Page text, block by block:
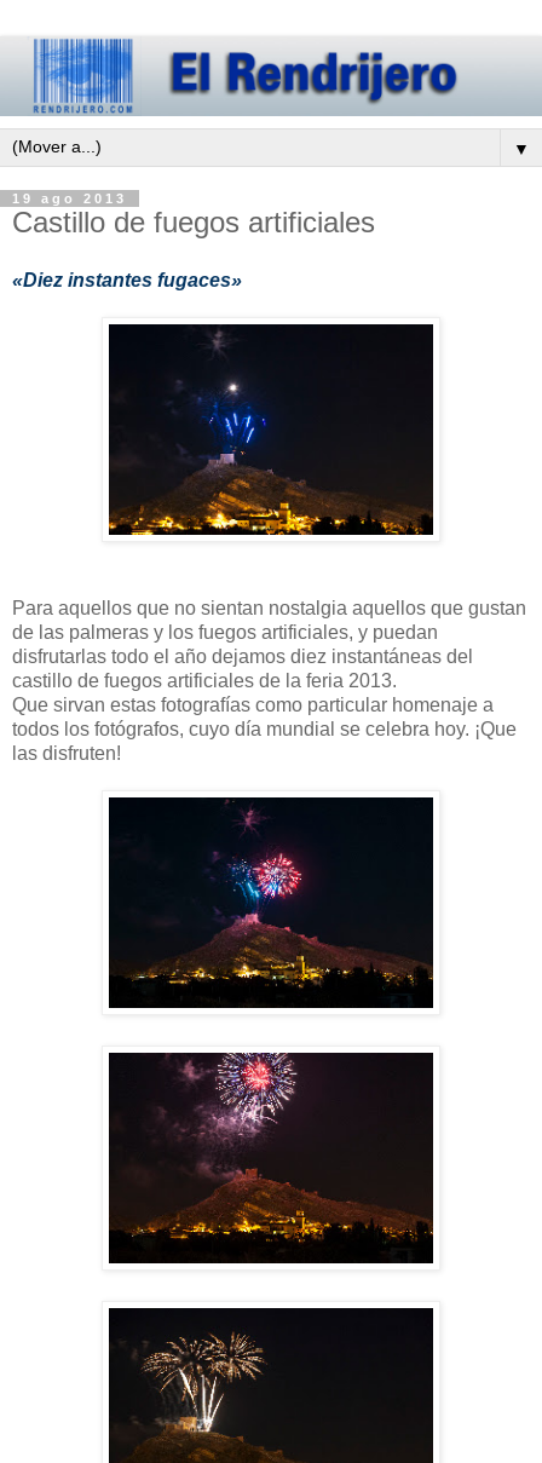
▼
19 ago 2013
Castillo de fuegos artificiales
«Diez instantes fugaces»
Para aquellos que no sientan nostalgia aquellos que gustan
de las palmeras y los fuegos artificiales, y puedan
disfrutarlas todo el año dejamos diez instantáneas del
castillo de fuegos artificiales de la feria 2013.
Que sirvan estas fotografías como particular homenaje a
todos los fotógrafos, cuyo día mundial se celebra hoy. ¡Que
las disfruten!